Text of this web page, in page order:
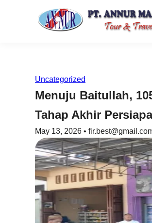
Uncategorized
Menuju Baitullah,
Tahap Akhir
May 13, 2026 •